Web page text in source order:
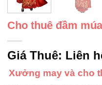
Cho thuê đầm
Giá Thuê: Liên
Xưởng may và cho